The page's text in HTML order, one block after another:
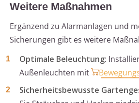
Weitere Maßnahmen
Ergänzend zu Alarmanlagen und
Sicherungen gibt es weitere
Optimale Beleuchtung:
Außenleuchten mit
Sicherheitsbewusste